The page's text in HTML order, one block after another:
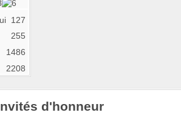
127
255
1486
2208
d'honneur